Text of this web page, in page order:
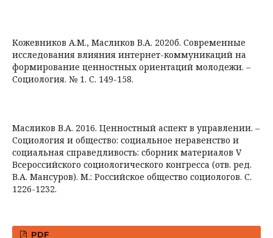
Кожевников А.М., Масликов В.А. 2020б. Современные
исследования влияния интернет-коммуникаций на
формирование ценностных ориентаций молодежи. –
Социология. № 1. С. 149-158.
Масликов В.А. 2016. Ценностный аспект в управлении. –
Социология и общество: социальное неравенство и
социальная справедливость: сборник материалов V
Всероссийского социологического конгресса (отв. ред.
В.А. Мансуров). М.: Российское общество социологов. С.
1226-1232.
PDF